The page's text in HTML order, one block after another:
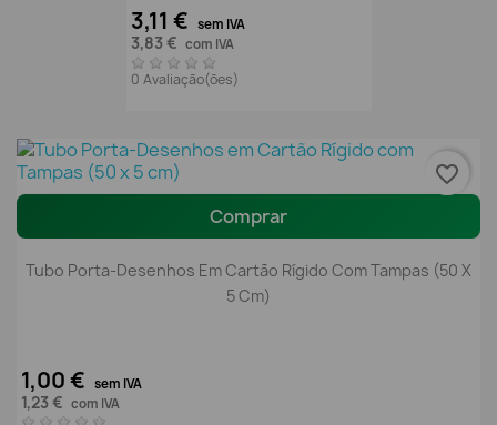
3,11 € sem IVA
3,83 € com IVA
0 Avaliação(ões)
Comprar
Tubo Porta-Desenhos Em Cartão Rígido Com Tampas (50 X
5 Cm)
1,00 € sem IVA
1,23 € com IVA
favorite_border